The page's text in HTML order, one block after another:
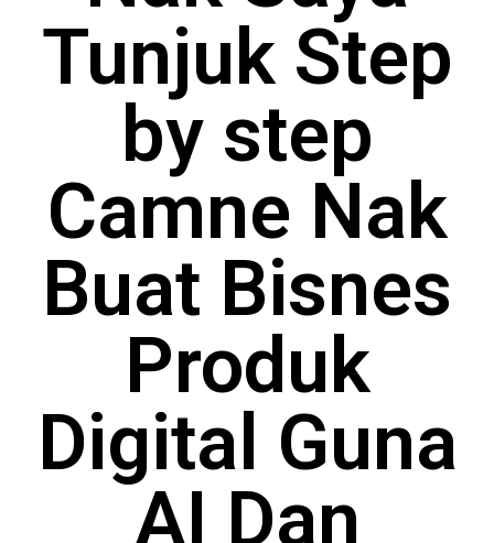
Tunjuk Step
by step
Camne Nak
Buat Bisnes
Produk
Digital Guna
AI Dan